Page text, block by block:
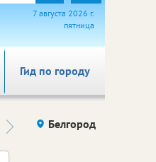
7 августа 2026 г.
пятница
Гид по городу
Здоровье компаний (на
правах
Белгород